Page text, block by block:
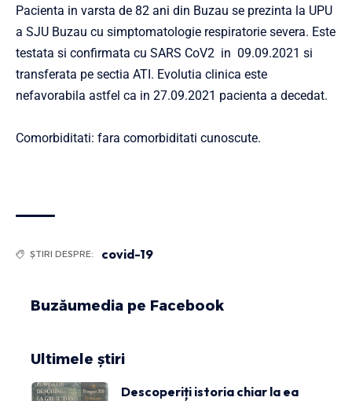
Pacienta in varsta de 82 ani din Buzau se prezinta la UPU
a SJU Buzau cu simptomatologie respiratorie severa. Este
testata si confirmata cu SARS CoV2 in 09.09.2021 si
transferata pe sectia ATI. Evolutia clinica este
nefavorabila astfel ca in 27.09.2021 pacienta a decedat.
Comorbiditati: fara comorbiditati cunoscute.
ȘTIRI DESPRE: covid-19
Buzăumedia pe Facebook
Ultimele știri
Descoperiți istoria chiar la ea